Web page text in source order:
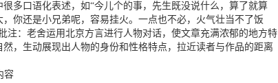
多口语化表述，如“今儿个的事，先生既没说什么，算了就算
，你还是小兄弟呢，容易挂火。一点也不必，火气壮当不了饭
注：老舍运用北京方言进行人物对话，使文章充满浓郁的地方特
，生动展现出人物的身份和性格特点，拉近读者与作品的距离
容